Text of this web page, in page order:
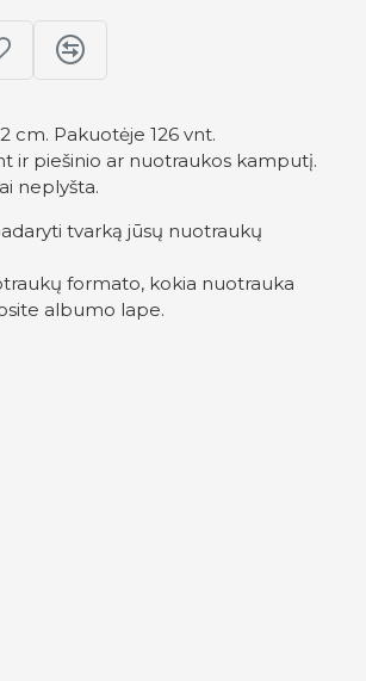
cm. Pakuotėje 126 vnt.
ir piešinio ar nuotraukos kamputį.
neplyšta.
tvarką jūsų nuotraukų
formato, kokia nuotrauka
albumo lape.